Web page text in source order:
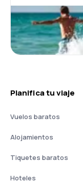
Planifica tu viaje
Vuelos baratos
Alojamientos
Tiquetes baratos
Hoteles